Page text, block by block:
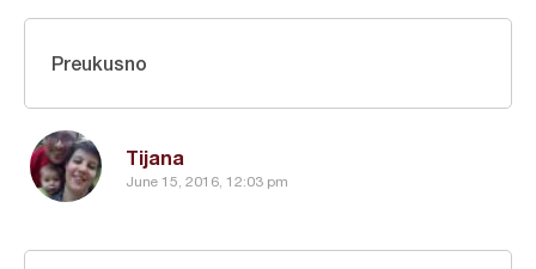
Tijana
June 15, 2016, 12:03 pm
Preukusno